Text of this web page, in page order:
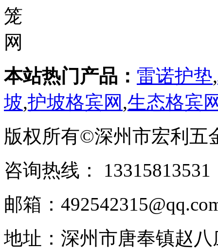
本站热门产品： 雷诺护垫,
坡,护坡格宾网 ,生态格宾
版权所有©深州市宏利五
咨询热线：
邮箱：
地址：深州市唐奉镇赵